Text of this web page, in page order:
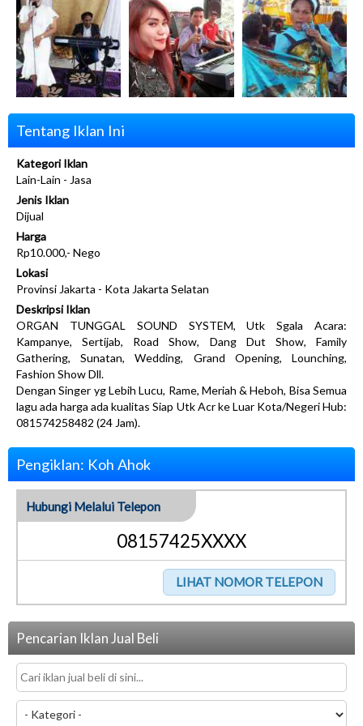
Tentang Iklan Ini
Kategori Iklan
Lain-Lain - Jasa
Jenis Iklan
Dijual
Harga
Rp10.000,- Nego
Lokasi
Provinsi Jakarta - Kota Jakarta Selatan
Deskripsi Iklan
ORGAN TUNGGAL SOUND SYSTEM, Utk Sgala Acara:
Kampanye, Sertijab, Road Show, Dang Dut Show, Family
Gathering, Sunatan, Wedding, Grand Opening, Lounching,
Fashion Show Dll.
Dengan Singer yg Lebih Lucu, Rame, Meriah & Heboh, Bisa Semua
lagu ada harga ada kualitas Siap Utk Acr ke Luar Kota/Negeri Hub:
081574258482 (24 Jam).
Pengiklan: Koh Ahok
Hubungi Melalui Telepon
08157425XXXX
Pencarian Iklan Jual Beli